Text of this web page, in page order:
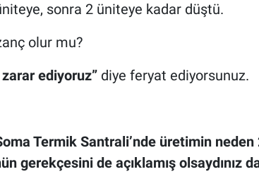
sonra 2 üniteye kadar düştü.
olur mu?
ediyoruz”diye feryat ediyorsunuz.
Termik Santrali’nde üretimin neden
gerekçesini de açıklamış olsaydınız